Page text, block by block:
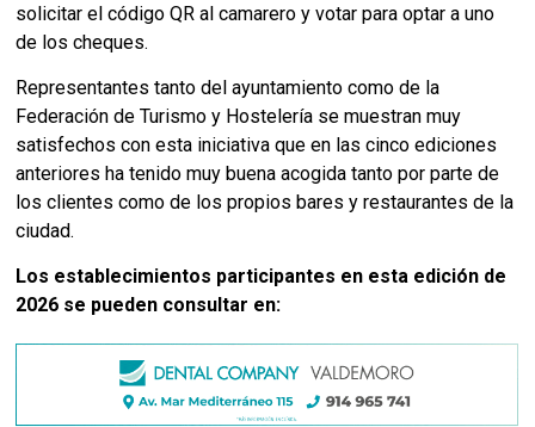
solicitar el código QR al camarero y votar para optar a uno
de los cheques.
Representantes tanto del ayuntamiento como de la
Federación de Turismo y Hostelería se muestran muy
satisfechos con esta iniciativa que en las cinco ediciones
anteriores ha tenido muy buena acogida tanto por parte de
los clientes como de los propios bares y restaurantes de la
ciudad.
Los establecimientos participantes en esta edición de
2026 se pueden consultar en: